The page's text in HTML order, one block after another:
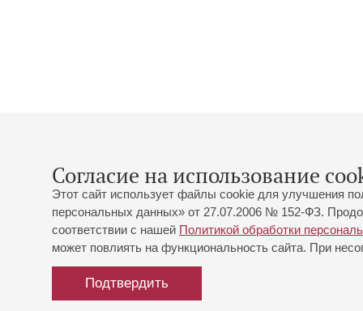
Согласие на использование
Этот сайт использует файлы cookie для улучшения
персональных данных» от 27.07.2006 № 152-ФЗ.
соответствии с нашей Политикой обработки
может повлиять на функциональность сайта. При
Подтвердить